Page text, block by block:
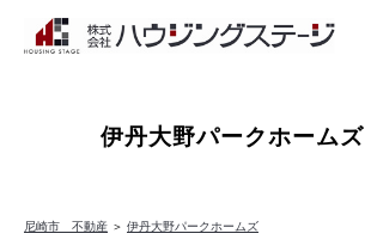
伊丹大野パークホームズ
尼崎市 不動産 ＞ 伊丹大野パークホームズ